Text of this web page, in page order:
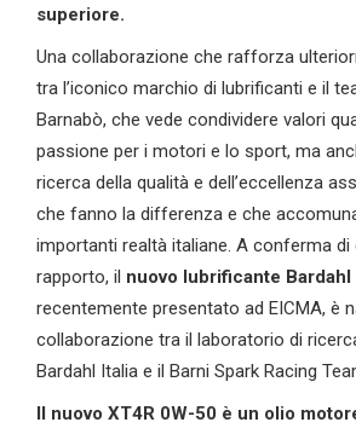
superiore.
Una collaborazione che rafforza
tra l’iconico marchio di lubrificanti e il
Barnabò, che vede condividere valori
passione per i motori e lo sport, ma
ricerca della qualità e dell’eccellenza
che fanno la differenza e che
importanti realtà italiane. A conferma
rapporto, il nuovo lubrificante Bardahl
recentemente presentato ad EICMA, è
collaborazione tra il laboratorio di
Bardahl Italia e il Barni Spark Racing
Il nuovo XT4R 0W-50 è un olio